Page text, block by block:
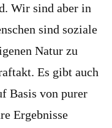
Wir sind aber in
sind soziale
Natur zu
Es gibt auch
Basis von purer
Ergebnisse